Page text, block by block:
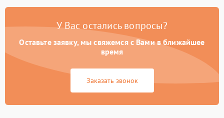
Поломка системы
500 ₽ Подробнее →
Поломка системы защиты
от короткого замыкания
1000 ₽ Подробнее →
У Вас остались вопросы?
Оставьте заявку, мы свяжемся с Вами в ближайшее
время
Заказать звонок